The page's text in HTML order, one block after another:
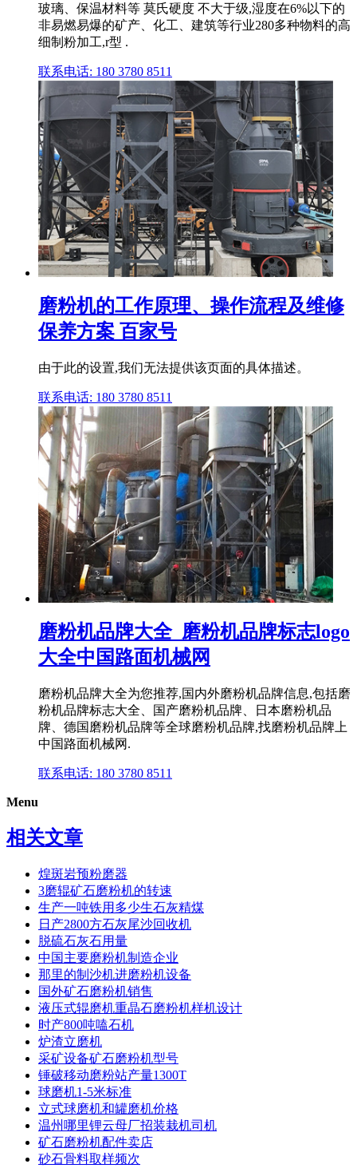
玻璃、保温材料等 莫氏硬度 不大于级,湿度在6%以下的
非易燃易爆的矿产、化工、建筑等行业280多种物料的高
细制粉加工,r型 .
联系电话: 180 3780 8511
磨粉机的工作原理、操作流程及维修
保养方案 百家号
由于此的设置,我们无法提供该页面的具体描述。
联系电话: 180 3780 8511
磨粉机品牌大全_磨粉机品牌标志logo
大全中国路面机械网
磨粉机品牌大全为您推荐,国内外磨粉机品牌信息,包括磨
粉机品牌标志大全、国产磨粉机品牌、日本磨粉机品
牌、德国磨粉机品牌等全球磨粉机品牌,找磨粉机品牌上
中国路面机械网.
联系电话: 180 3780 8511
Menu
相关文章
煌斑岩预粉磨器
3磨辊矿石磨粉机的转速
生产一吨铁用多少生石灰精煤
日产2800方石灰尾沙回收机
脱硫石灰石用量
中国主要磨粉机制造企业
那里的制沙机进磨粉机设备
国外矿石磨粉机销售
液压式辊磨机重晶石磨粉机样机设计
时产800吨嗑石机
炉渣立磨机
采矿设备矿石磨粉机型号
锤破移动磨粉站产量1300T
球磨机1-5米标准
立式球磨机和罐磨机价格
温州哪里锂云母厂招装栽机司机
矿石磨粉机配件卖店
砂石骨料取样频次